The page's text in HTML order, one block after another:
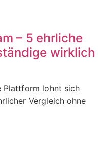
– 5 ehrliche
wirklich
Plattform lohnt sich
Vergleich ohne